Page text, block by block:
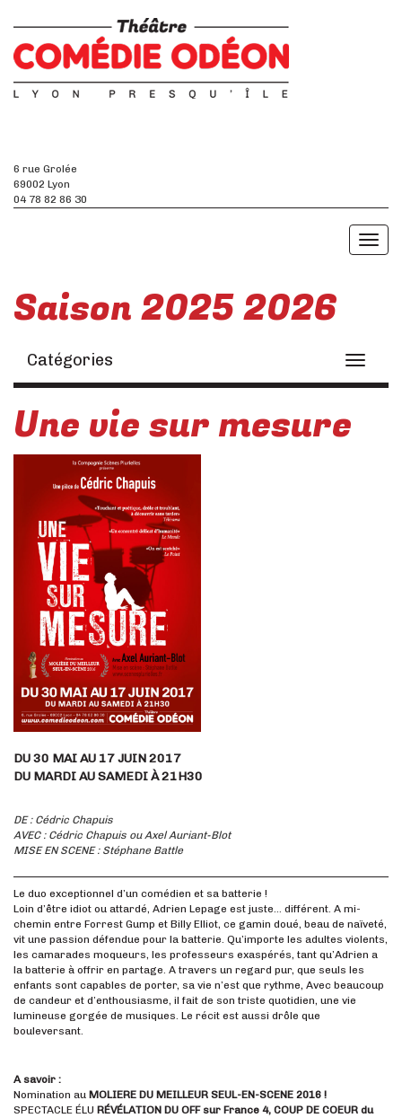
6 rue Grolée
69002 Lyon
04 78 82 86 30
Toggle
Saison 2025 2026
Toggle
Catégories
Une vie sur mesure
DU 30 MAI AU 17 JUIN 2017
DU MARDI AU SAMEDI À 21H30
DE : Cédric Chapuis
AVEC : Cédric Chapuis ou Axel Auriant-Blot
MISE EN SCENE : Stéphane Battle
Le duo exceptionnel d’un comédien et sa batterie !
Loin d’être idiot ou attardé, Adrien Lepage est juste… différent. A mi-
chemin entre Forrest Gump et Billy Elliot, ce gamin doué, beau de naïveté,
vit une passion défendue pour la batterie. Qu’importe les adultes violents,
les camarades moqueurs, les professeurs exaspérés, tant qu’Adrien a
la batterie à offrir en partage. A travers un regard pur, que seuls les
enfants sont capables de porter, sa vie n’est que rythme, Avec beaucoup
de candeur et d’enthousiasme, il fait de son triste quotidien, une vie
lumineuse gorgée de musiques. Le récit est aussi drôle que
bouleversant.
A savoir :
Nomination au MOLIERE DU MEILLEUR SEUL-EN-SCENE 2016 !
SPECTACLE ÉLU RÉVÉLATION DU OFF sur France 4, COUP DE COEUR du